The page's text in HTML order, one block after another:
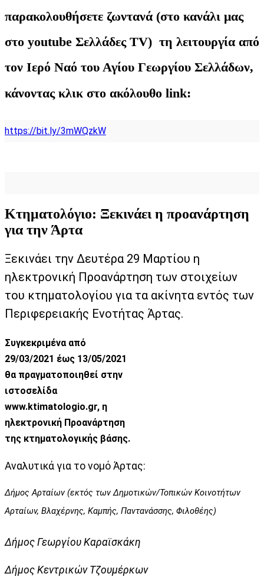
παρακολουθήσετε ζωντανά (στο κανάλι μας
στο youtube Σελλάδες TV) τη λειτουργία από
τον Ιερό Ναό του Αγίου Γεωργίου Σελλάδων,
κάνοντας κλικ στο ακόλουθο link:
https://bit.ly/3mWQzkW
Κτηματολόγιο: Ξεκινάει η προανάρτηση
για την Άρτα
Ξεκινάει την Δευτέρα 29 Μαρτίου η
ηλεκτρονική Προανάρτηση των στοιχείων
του κτηματολογίου για τα ακίνητα εντός των
Περιφερειακής Ενοτήτας Άρτας.
Συγκεκριμένα από
29/03/2021 έως 13/05/2021
θα πραγματοποιηθεί στην
ιστοσελίδα
www.ktimatologio.gr, η
ηλεκτρονική Προανάρτηση
της κτηματολογικής βάσης.
Αναλυτικά για το νομό Άρτας:
Δήμος Αρταίων (εκτός των Δημοτικών/Τοπικών Κοινοτήτων
Αρταίων, Βλαχέρνης, Καμπής, Παντανάσσης, Φιλοθέης)
Δήμος Γεωργίου Καραϊσκάκη
Δήμος Κεντρικών Τζουμέρκων